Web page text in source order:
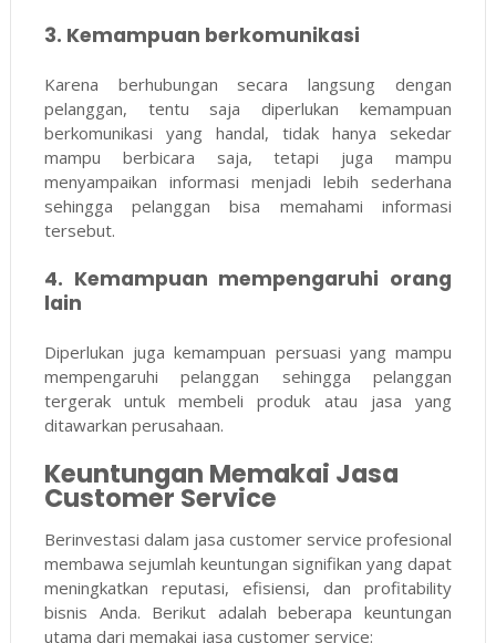
3. Kemampuan berkomunikasi
Karena berhubungan secara langsung dengan
pelanggan, tentu saja diperlukan kemampuan
berkomunikasi yang handal, tidak hanya sekedar
mampu berbicara saja, tetapi juga mampu
menyampaikan informasi menjadi lebih sederhana
sehingga pelanggan bisa memahami informasi
tersebut.
4. Kemampuan mempengaruhi orang
lain
Diperlukan juga kemampuan persuasi yang mampu
mempengaruhi pelanggan sehingga pelanggan
tergerak untuk membeli produk atau jasa yang
ditawarkan perusahaan.
Keuntungan Memakai Jasa
Customer Service
Berinvestasi dalam jasa customer service profesional
membawa sejumlah keuntungan signifikan yang dapat
meningkatkan reputasi, efisiensi, dan profitability
bisnis Anda. Berikut adalah beberapa keuntungan
utama dari memakai jasa customer service: